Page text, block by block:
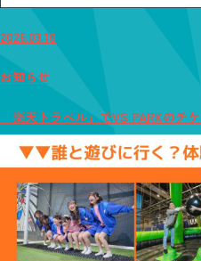
2026.03.10
お知らせ
「楽天トラベル」でVS PARKのチ